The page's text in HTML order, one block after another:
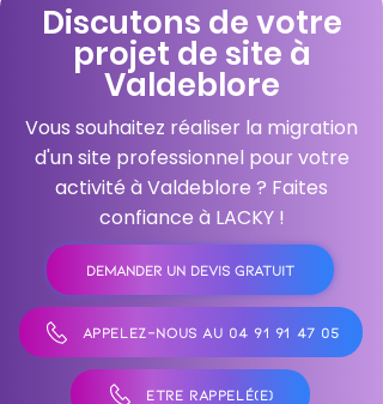
Discutons de votre
projet de site à
Valdeblore
Vous souhaitez réaliser la migration
d'un site professionnel pour votre
activité à Valdeblore ? Faites
confiance à LACKY !
DEMANDER UN DEVIS GRATUIT
APPELEZ-NOUS AU 04 91 91 47 05
ÊTRE RAPPELÉ(E)